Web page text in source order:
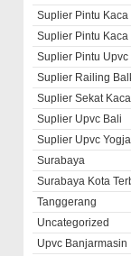
Suplier Pintu
Suplier Pintu
Suplier Pintu Upvc
Suplier Railing
Suplier Sekat
Suplier Upvc Bali
Suplier Upvc
Surabaya
Surabaya Kota
Tanggerang
Uncategorized
Upvc Banjarmasin